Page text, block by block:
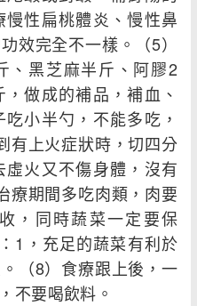
性扁桃體炎、慢性鼻
效完全不一樣。（5）
、黑芝麻半斤、阿膠2
做成的補品，補血、
小半勺，不能多吃，
有上火症狀時，切四分
火又不傷身體，沒有
療期間多吃肉類，肉要
，同時蔬菜一定要保
1，充足的蔬菜有利於
（8）食療跟上後，一
不要喝飲料。